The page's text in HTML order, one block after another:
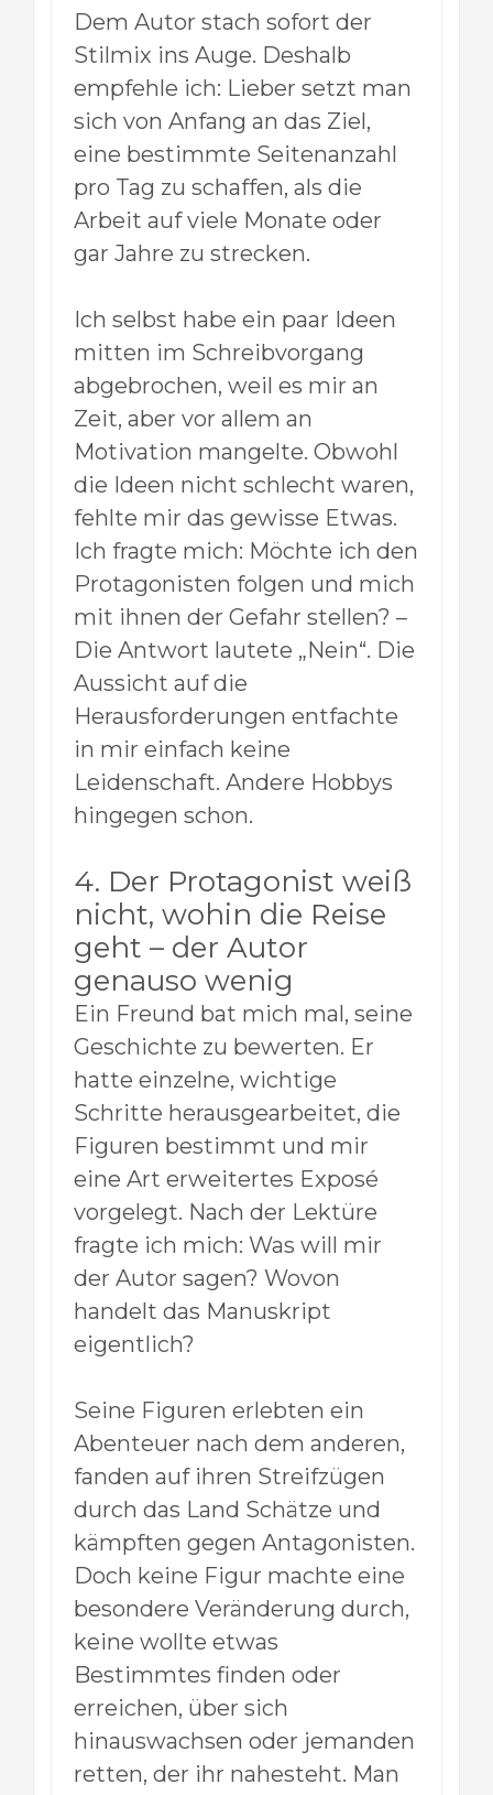
Dem Autor stach sofort der
Stilmix ins Auge. Deshalb
empfehle ich: Lieber setzt man
sich von Anfang an das Ziel,
eine bestimmte Seitenanzahl
pro Tag zu schaffen, als die
Arbeit auf viele Monate oder
gar Jahre zu strecken.
Ich selbst habe ein paar Ideen
mitten im Schreibvorgang
abgebrochen, weil es mir an
Zeit, aber vor allem an
Motivation mangelte. Obwohl
die Ideen nicht schlecht waren,
fehlte mir das gewisse Etwas.
Ich fragte mich: Möchte ich den
Protagonisten folgen und mich
mit ihnen der Gefahr stellen? –
Die Antwort lautete „Nein“. Die
Aussicht auf die
Herausforderungen entfachte
in mir einfach keine
Leidenschaft. Andere Hobbys
hingegen schon.
4. Der Protagonist weiß
nicht, wohin die Reise
geht – der Autor
genauso wenig
Ein Freund bat mich mal, seine
Geschichte zu bewerten. Er
hatte einzelne, wichtige
Schritte herausgearbeitet, die
Figuren bestimmt und mir
eine Art erweitertes Exposé
vorgelegt. Nach der Lektüre
fragte ich mich: Was will mir
der Autor sagen? Wovon
handelt das Manuskript
eigentlich?
Seine Figuren erlebten ein
Abenteuer nach dem anderen,
fanden auf ihren Streifzügen
durch das Land Schätze und
kämpften gegen Antagonisten.
Doch keine Figur machte eine
besondere Veränderung durch,
keine wollte etwas
Bestimmtes finden oder
erreichen, über sich
hinauswachsen oder jemanden
retten, der ihr nahesteht. Man